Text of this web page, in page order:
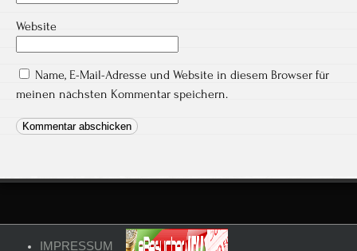
Website
Name, E-Mail-Adresse und Website in diesem Browser für
meinen nächsten Kommentar speichern.
IMPRESSUM